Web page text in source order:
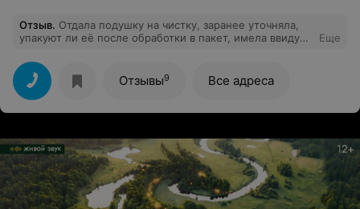
Отзыв. Отдала подушку на чистку, заранее уточняла,
упакуют ли её после обработки в пакет, имела ввиду
вещь чистая, ведь я её в машинке не постираю. Когда
пришла забирать, то моей подушки на месте не
оказалось, а другие лежали в обычных пакетах из
евроопта, ранее, как я понимаю, использованных. Да
ещё и на пол их ставят. Мужчина вёл себя грубо, не
потому, что мой заказ найти не может. Сейчас я
вообще не хочу забирать эту подушку. За деньги,
которые стоила чистка, можно половину новой купить.
Мне противно, что она валялась где попало.
Еще
Отзывы9 Все адреса